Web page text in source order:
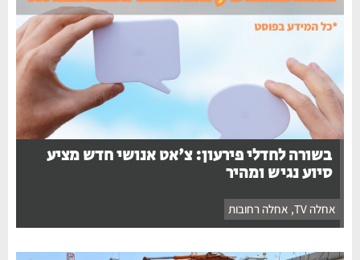
בשורה לחדלי פירעון: צ'אט אנושי חדש מציע
סיוע נגיש ומהיר
אחלה TV , אחלה רחובות